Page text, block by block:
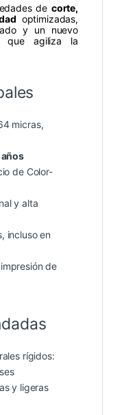
de corte,
optimizadas,
y un nuevo
que agiliza la
micras,
de Color-
y alta
incluso en
de
rígidos:
y ligeras